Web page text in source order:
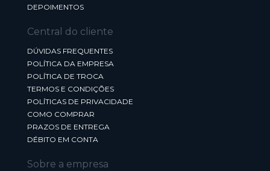
DEPOIMENTOS
Central do cliente
DÚVIDAS FREQUENTES
POLÍTICA DA EMPRESA
POLÍTICA DE TROCA
TERMOS E CONDIÇÕES
POLÍTICAS DE PRIVACIDADE
COMO COMPRAR
PRAZOS DE ENTREGA
DÉBITO EM CONTA
Sobre a empresa